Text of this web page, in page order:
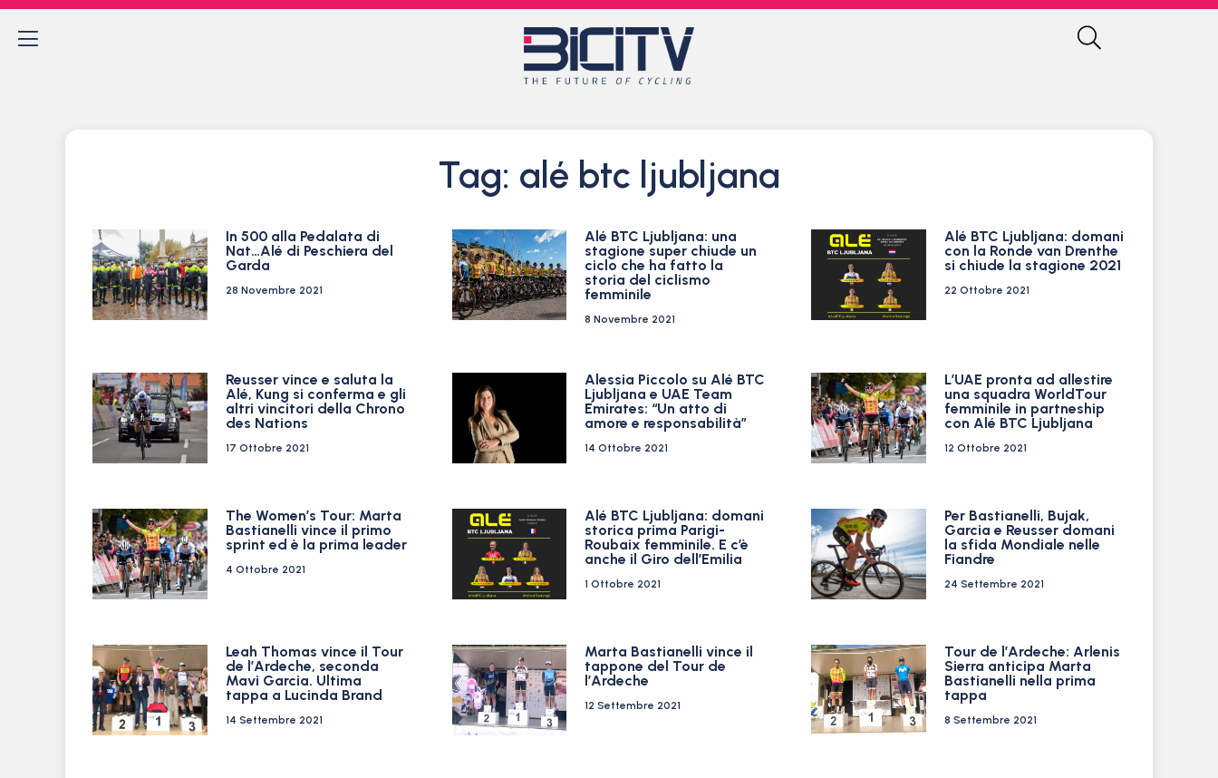
Tag: alé btc ljubljana
In 500 alla Pedalata di
Nat…Alé di Peschiera del
Garda
28 Novembre 2021
Alé BTC Ljubljana: una
stagione super chiude un
ciclo che ha fatto la
storia del ciclismo
femminile
8 Novembre 2021
Alé BTC Ljubljana: domani
con la Ronde van Drenthe
si chiude la stagione 2021
22 Ottobre 2021
Reusser vince e saluta la
Alé, Kung si conferma e gli
altri vincitori della Chrono
des Nations
17 Ottobre 2021
Alessia Piccolo su Alé BTC
Ljubljana e UAE Team
Emirates: “Un atto di
amore e responsabilità”
14 Ottobre 2021
L’UAE pronta ad allestire
una squadra WorldTour
femminile in partneship
con Alé BTC Ljubljana
12 Ottobre 2021
The Women’s Tour: Marta
Bastianelli vince il primo
sprint ed è la prima leader
4 Ottobre 2021
Alé BTC Ljubljana: domani
storica prima Parigi-
Roubaix femminile. E c’è
anche il Giro dell’Emilia
1 Ottobre 2021
Per Bastianelli, Bujak,
Garcia e Reusser domani
la sfida Mondiale nelle
Fiandre
24 Settembre 2021
Leah Thomas vince il Tour
de l’Ardeche, seconda
Mavi Garcia. Ultima
tappa a Lucinda Brand
14 Settembre 2021
Marta Bastianelli vince il
tappone del Tour de
l’Ardeche
12 Settembre 2021
Tour de l’Ardeche: Arlenis
Sierra anticipa Marta
Bastianelli nella prima
tappa
8 Settembre 2021